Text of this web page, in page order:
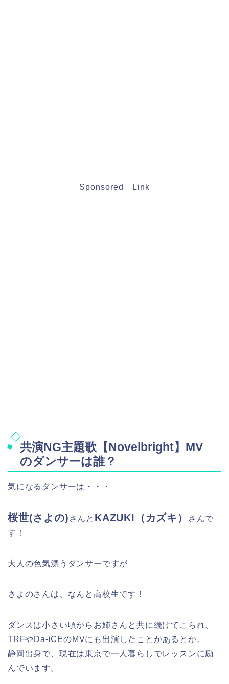
Sponsored Link
共演NG主題歌【Novelbright】MV
のダンサーは誰？
気になるダンサーは・・・
桜世(さよの) さんと KAZUKI（カズキ）
さんで
す！
大人の色気漂うダンサーですが
さよのさんは、なんと高校生です！
ダンスは小さい頃からお姉さんと共に続けてこられ、
TRFやDa-iCEのMVにも出演したことがあるとか。
静岡出身で、現在は東京で一人暮らしでレッスンに励
んでいます。